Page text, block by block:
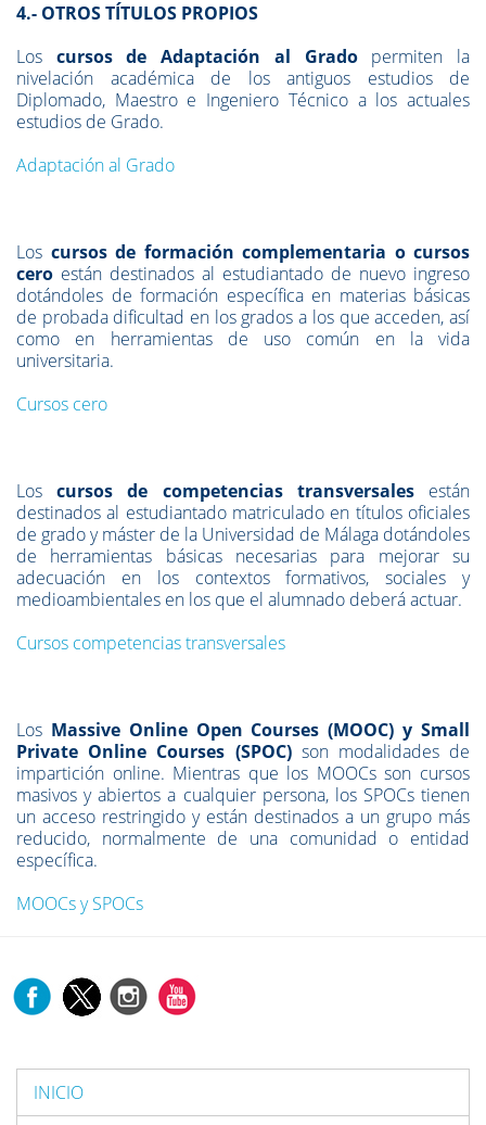
4.- OTROS TÍTULOS PROPIOS
Los cursos de Adaptación al Gradopermiten la
nivelación académica de los antiguos estudios de
Diplomado, Maestro e Ingeniero Técnico a los actuales
estudios de Grado.
Adaptación al Grado
Los cursos de formación complementaria o cursos
cero están destinados al estudiantado de nuevo ingreso
dotándoles de formación específica en materias básicas
de probada dificultad en los grados a los que acceden, así
como en herramientas de uso común en la vida
universitaria.
Cursos cero
Loscursos de competencias transversalesestán
destinados al estudiantado matriculado en títulos oficiales
de grado y máster de la Universidad de Málaga dotándoles
de herramientas básicas necesarias para mejorar su
adecuación en los contextos formativos, sociales y
medioambientales en los que el alumnado deberá actuar.
Cursos competencias transversales
Los Massive Online Open Courses (MOOC) y Small
Private Online Courses (SPOC)son modalidades de
impartición online. Mientras que los MOOCs son cursos
masivos y abiertos a cualquier persona, los SPOCs tienen
un acceso restringido y están destinados a un grupo más
reducido, normalmente de una comunidad o entidad
específica.
MOOCs y SPOCs
INICIO